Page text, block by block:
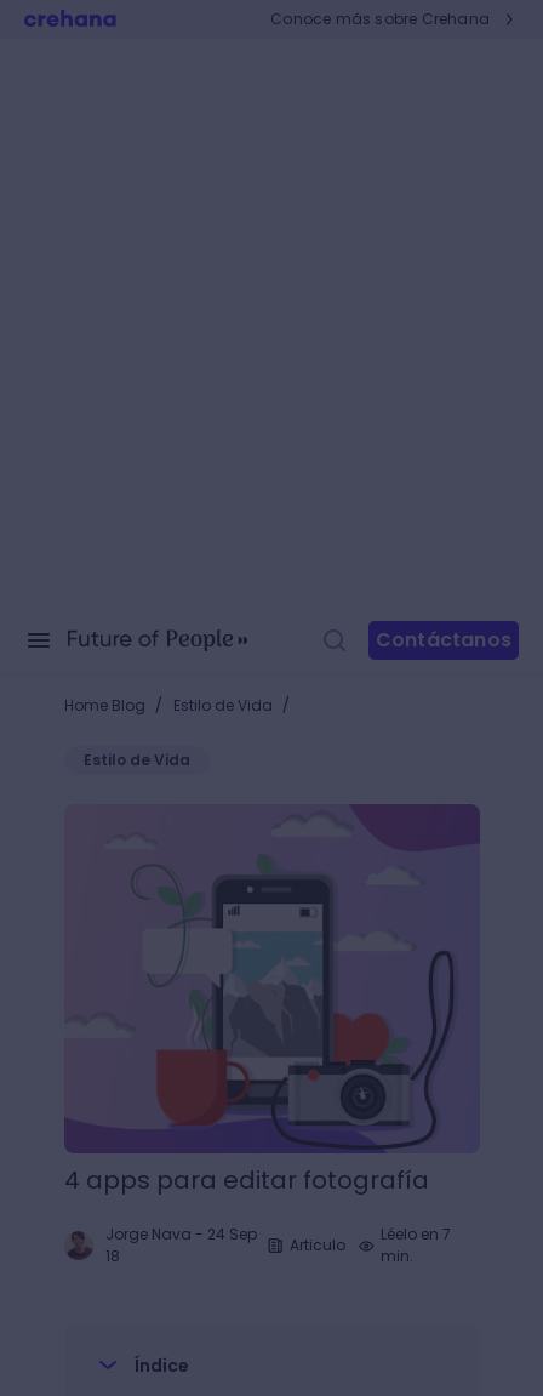
Conoce más sobre Crehana
Contáctanos
Home Blog / Estilo de Vida /
Estilo de Vida
4 apps para editar fotografía
Jorge Nava - 24 Sep
18
Articulo
Léelo en 7
min.
Índice